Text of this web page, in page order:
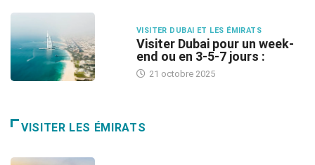
VISITER DUBAI ET LES ÉMIRATS
Visiter Dubai pour un week-
end ou en 3-5-7 jours :
21 octobre 2025
VISITER LES ÉMIRATS